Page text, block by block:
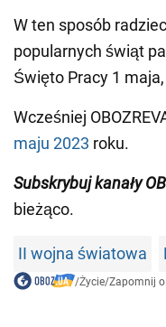
W ten sposób
popularnych świąt
Święto Pracy 1
Wcześniej
maju 2023 roku.
Subskrybuj kanały
bieżąco.
II wojna światowa
/Życie/Zapomnij o